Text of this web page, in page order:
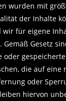
wurden mit
der Inhalte
für eigene
Gemäß Gesetz
die auf
oder
hiervon